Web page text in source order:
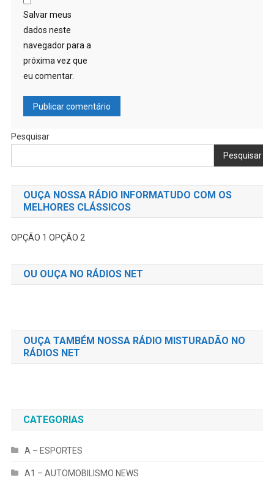
Salvar meus
dados neste
navegador para a
próxima vez que
eu comentar.
Pesquisar
Pesquisar
OUÇA NOSSA RÁDIO INFORMATUDO COM OS
MELHORES CLÁSSICOS
OPÇÃO 1 OPÇÃO 2
OU OUÇA NO RÁDIOS NET
OUÇA TAMBÉM NOSSA RÁDIO MISTURADÃO NO
RÁDIOS NET
CATEGORIAS
A – ESPORTES
A1 – AUTOMOBILISMO NEWS